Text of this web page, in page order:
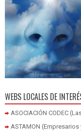
WEBS LOCALES DE
ASOCIACIÓN CODEC
ASTAMON